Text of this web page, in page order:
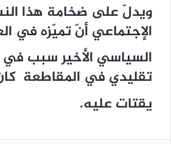
ويدلّ على ضخامة هذا
الإجتماعي أنّ تميّزه في
السياسي الأخير سبب في
تقليدي في المقاطعة
يقتات عليه.